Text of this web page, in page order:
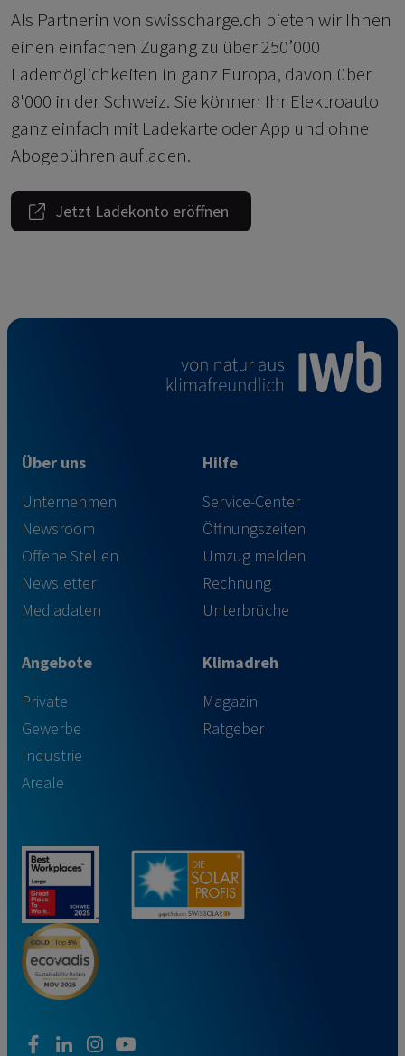
Als Partnerin von swisscharge.ch bieten wir Ihnen
einen einfachen Zugang zu über 250’000
Lademöglichkeiten in ganz Europa, davon über
8'000 in der Schweiz. Sie können Ihr Elektroauto
ganz einfach mit Ladekarte oder App und ohne
Abogebühren aufladen.
Jetzt Ladekonto eröffnen
Über uns
Unternehmen
Newsroom
Offene Stellen
Newsletter
Mediadaten
Hilfe
Service-Center
Öffnungszeiten
Umzug melden
Rechnung
Unterbrüche
Angebote
Private
Gewerbe
Industrie
Areale
Klimadreh
Magazin
Ratgeber